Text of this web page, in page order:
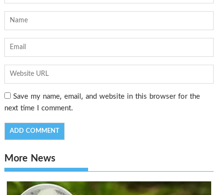
Save my name, email, and website in this browser for the
next time I comment.
More News